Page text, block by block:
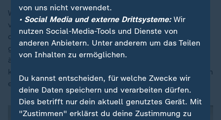
Weight Watchers war 1963 gegründet worden und
versucht seit einigen Jahren, sich eher als "Wellness"-
denn als Abnehm-Unternehmen zu vermarkten. Es
gehe darum, die "Beziehung zu Essen langfristig zu
ändern", heißt es auf der WW-Seite. Bei einer
kostenpflichtigen Mitgliedschaft gibt es unter anderem
einen Plan zumAbnehmen und Rezepte.
von uns nicht verwendet.
• Social Media und externe Drittsysteme:Wir
nutzen Social-Media-Tools und Dienste von
anderen Anbietern. Unter anderem um das Teilen
von Inhalten zu ermöglichen.
Du kannst entscheiden, für welche Zwecke wir
deine Daten speichern und verarbeiten dürfen.
Dies betrifft nur dein aktuell genutztes Gerät. Mit
"Zustimmen" erklärst du deine Zustimmung zu